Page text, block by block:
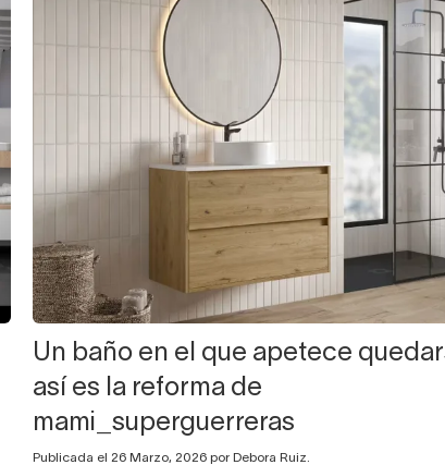
Un baño en el que apetece
así es la reforma de
mami_superguerreras
Publicada el 26 Marzo, 2026 por Debora Ruiz.